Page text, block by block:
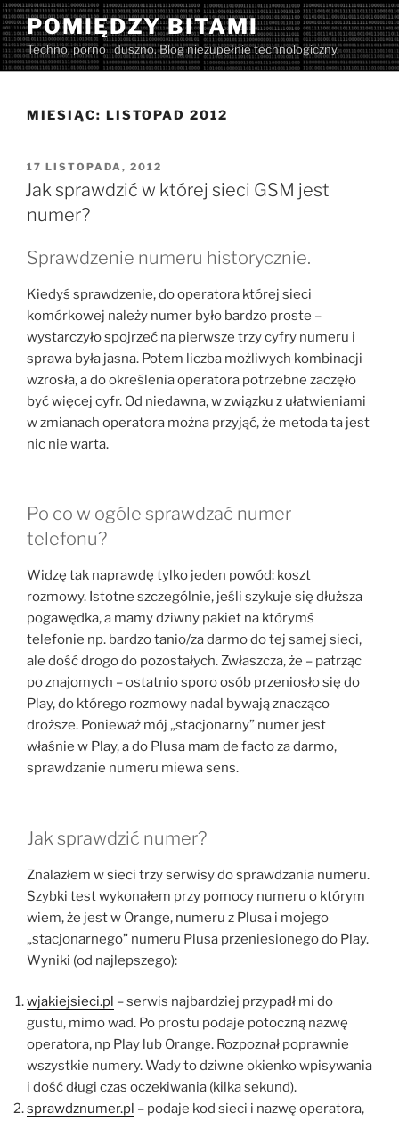
Przejdź
do
treści
POMIĘDZY BITAMI
Techno, porno i duszno. Blog niezupełnie technologiczny.
MIESIĄC: LISTOPAD 2012
OPUBLIKOWANE
W
17 LISTOPADA, 2012
Jak sprawdzić w której sieci GSM jest
numer?
Sprawdzenie numeru historycznie.
Kiedyś sprawdzenie, do operatora której sieci
komórkowej należy numer było bardzo proste –
wystarczyło spojrzeć na pierwsze trzy cyfry numeru i
sprawa była jasna. Potem liczba możliwych kombinacji
wzrosła, a do określenia operatora potrzebne zaczęło
być więcej cyfr. Od niedawna, w związku z ułatwieniami
w zmianach operatora można przyjąć, że metoda ta jest
nic nie warta.
Po co w ogóle sprawdzać numer
telefonu?
Widzę tak naprawdę tylko jeden powód: koszt
rozmowy. Istotne szczególnie, jeśli szykuje się dłuższa
pogawędka, a mamy dziwny pakiet na którymś
telefonie np. bardzo tanio/za darmo do tej samej sieci,
ale dość drogo do pozostałych. Zwłaszcza, że – patrząc
po znajomych – ostatnio sporo osób przeniosło się do
Play, do którego rozmowy nadal bywają znacząco
droższe. Ponieważ mój „stacjonarny” numer jest
właśnie w Play, a do Plusa mam de facto za darmo,
sprawdzanie numeru miewa sens.
Jak sprawdzić numer?
Znalazłem w sieci trzy serwisy do sprawdzania numeru.
Szybki test wykonałem przy pomocy numeru o którym
wiem, że jest w Orange, numeru z Plusa i mojego
„stacjonarnego” numeru Plusa przeniesionego do Play.
Wyniki (od najlepszego):
wjakiejsieci.pl – serwis najbardziej przypadł mi do
gustu, mimo wad. Po prostu podaje potoczną nazwę
operatora, np Play lub Orange. Rozpoznał poprawnie
wszystkie numery. Wady to dziwne okienko wpisywania
i dość długi czas oczekiwania (kilka sekund).
sprawdznumer.pl – podaje kod sieci i nazwę operatora,